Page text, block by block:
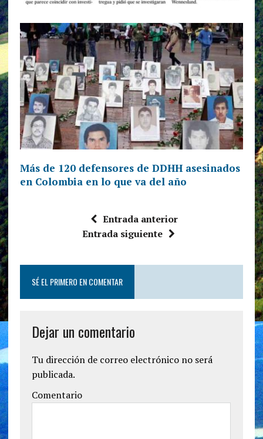
Más de 120 defensores de DDHH asesinados
en Colombia en lo que va del año
Entrada anterior
Entrada siguiente
SÉ EL PRIMERO EN COMENTAR
Dejar un comentario
Tu dirección de correo electrónico no será
publicada.
Comentario